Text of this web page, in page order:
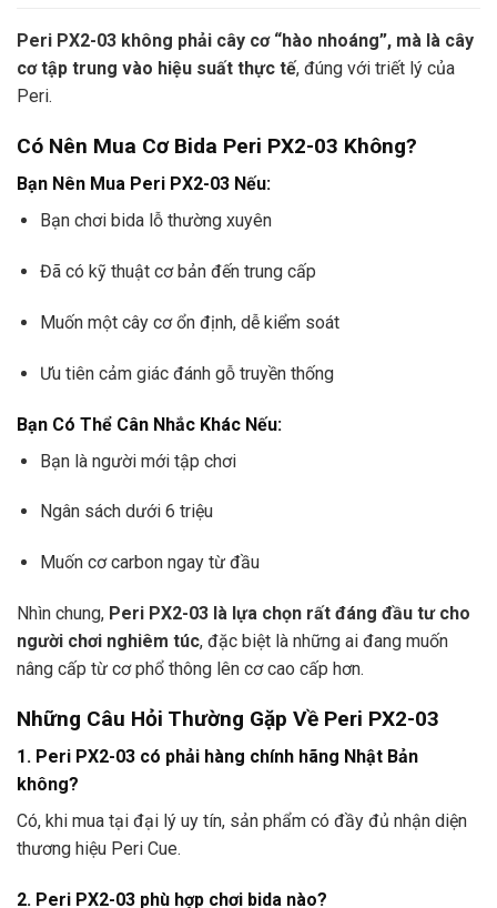
Peri PX2-03 không phải cây cơ “hào nhoáng”, mà là cây
cơ tập trung vào hiệu suất thực tế, đúng với triết lý của
Peri.
Có Nên Mua Cơ Bida Peri PX2-03 Không?
Bạn Nên Mua Peri PX2-03 Nếu:
Bạn chơi bida lỗ thường xuyên
Đã có kỹ thuật cơ bản đến trung cấp
Muốn một cây cơ ổn định, dễ kiểm soát
Ưu tiên cảm giác đánh gỗ truyền thống
Bạn Có Thể Cân Nhắc Khác Nếu:
Bạn là người mới tập chơi
Ngân sách dưới 6 triệu
Muốn cơ carbon ngay từ đầu
Nhìn chung, Peri PX2-03 là lựa chọn rất đáng đầu tư cho
người chơi nghiêm túc, đặc biệt là những ai đang muốn
nâng cấp từ cơ phổ thông lên cơ cao cấp hơn.
Những Câu Hỏi Thường Gặp Về Peri PX2-03
1. Peri PX2-03 có phải hàng chính hãng Nhật Bản
không?
Có, khi mua tại đại lý uy tín, sản phẩm có đầy đủ nhận diện
thương hiệu Peri Cue.
2. Peri PX2-03 phù hợp chơi bida nào?